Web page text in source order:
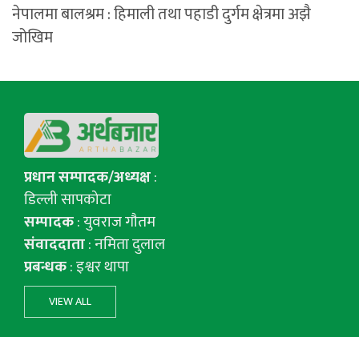
नेपालमा बालश्रम : हिमाली तथा पहाडी दुर्गम क्षेत्रमा अझै
जोखिम
प्रधान सम्पादक/अध्यक्ष:
डिल्ली सापकोटा
सम्पादक: युवराज गाैतम
संवाददाता: नमिता दुलाल
प्रबन्धक: इश्वर थापा
VIEW ALL